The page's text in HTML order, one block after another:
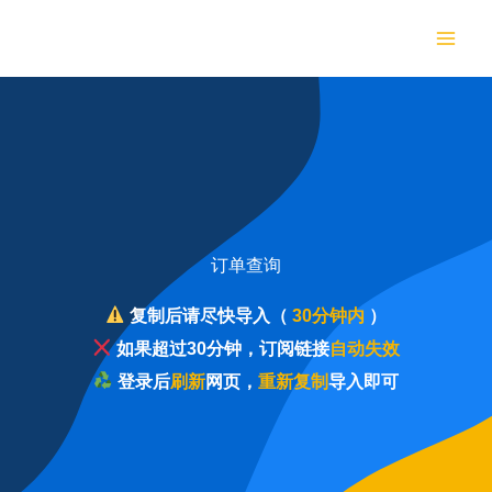
内
订单查询
复制后请尽快导入（30分钟内 ）
如果超过30分钟，订阅链接自动失效
登录后刷新网页，重新复制导入 即可